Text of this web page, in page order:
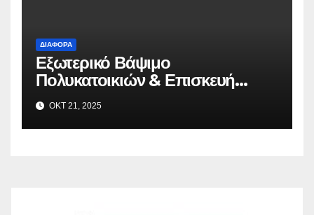
ΔΙΆΦΟΡΑ
Εξωτερικό Βάψιμο
Πολυκατοικιών & Επισκευή
Μπαλκονιών σε Όλη την Αττική –
VAFO.GR
ΟΚΤ 21, 2025